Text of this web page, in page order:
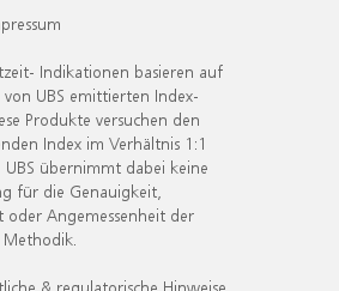
Indikationen basieren auf
UBS emittierten Index-
Produkte versuchen den
Index im Verhältnis 1:1
übernimmt dabei keine
für die Genauigkeit,
oder Angemessenheit der